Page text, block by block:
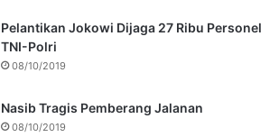
Pelantikan Jokowi Dijaga 27 Ribu Personel
TNI-Polri
08/10/2019
Nasib Tragis Pemberang Jalanan
08/10/2019